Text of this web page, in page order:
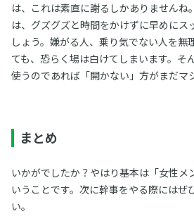
は、これは素直に謝るしかありませんね
は、グズグズと時間をかけずに早めにス
しょう。嫌がる人、乗り気でない人を無
ても、恐らく場は白けてしまいます。そ
使うのであれば「開かない」方がまだマ
まとめ
いかがでしたか？やはり基本は「女性メ
いうことです。次に幹事をやる際にはぜ
い。